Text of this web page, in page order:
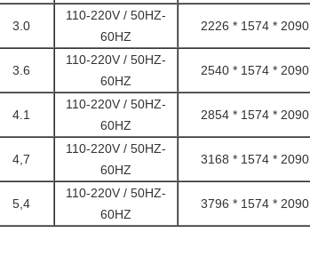
3.0
110-220V / 50HZ-
60HZ
2226 * 1574 * 2090
3.6
110-220V / 50HZ-
60HZ
2540 * 1574 * 2090
4.1
110-220V / 50HZ-
60HZ
2854 * 1574 * 2090
4,7
110-220V / 50HZ-
60HZ
3168 * 1574 * 2090
5,4
110-220V / 50HZ-
60HZ
3796 * 1574 * 2090